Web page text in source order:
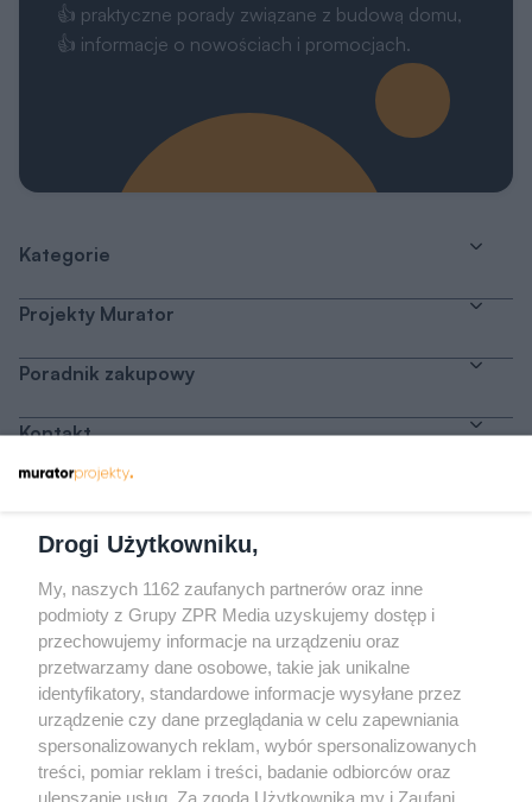
👍 praktyczne porady związane z budową domu,
👍 informacje o nowościach i promocjach.
Kategorie
Projekty Murator
Poradnik zakupowy
Kontakt
Odwiedź grupę na Facebooku
Gdybym budował drugi raz - mądry Polak
przed budową
Forum Muratora
Drogi Użytkowniku,
My, naszych 1162 zaufanych partnerów oraz inne
podmioty z Grupy ZPR Media uzyskujemy dostęp i
przechowujemy informacje na urządzeniu oraz
przetwarzamy dane osobowe, takie jak unikalne
identyfikatory, standardowe informacje wysyłane przez
urządzenie czy dane przeglądania w celu zapewniania
spersonalizowanych reklam, wybór spersonalizowanych
treści, pomiar reklam i treści, badanie odbiorców oraz
ulepszanie usług. Za zgodą Użytkownika my i Zaufani